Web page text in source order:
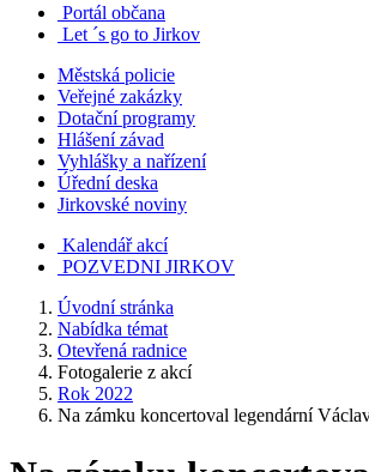
Portál občana
Let ´s go to Jirkov
Městská policie
Veřejné zakázky
Dotační programy
Hlášení závad
Vyhlášky a nařízení
Úřední deska
Jirkovské noviny
Kalendář akcí
POZVEDNI JIRKOV
Úvodní stránka
Nabídka témat
Otevřená radnice
Fotogalerie z akcí
Rok 2022
Na zámku koncertoval legendární